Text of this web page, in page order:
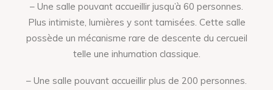
– Une salle pouvant accueillir jusqu’à 60 personnes.
Plus intimiste, lumières y sont tamisées. Cette salle
possède un mécanisme rare de descente du cercueil
telle une inhumation classique.
– Une salle pouvant accueillir plus de 200 personnes.